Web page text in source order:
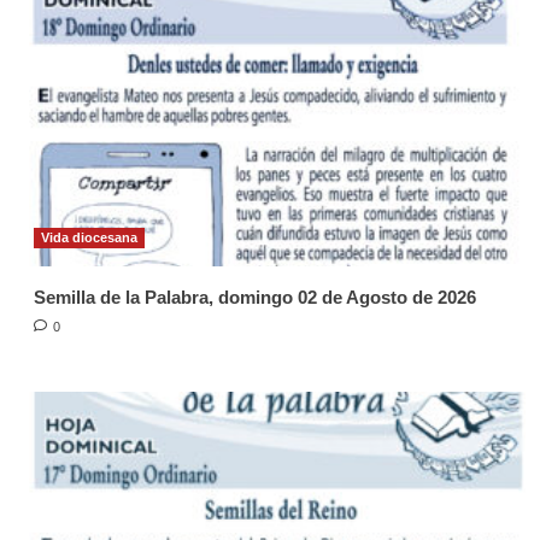
Vida diocesana
Semilla de la Palabra, domingo 02 de Agosto de 2026
0